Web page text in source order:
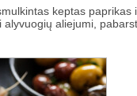
keptas paprikas
aliejumi,